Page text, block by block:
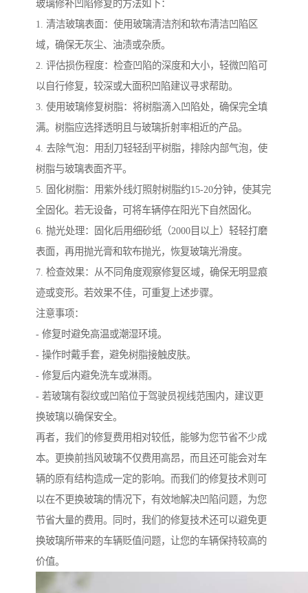
玻璃修补凹陷修复的方法如下：
1. 清洁玻璃表面：使用玻璃清洁剂和软布清洁凹陷区
域，确保无灰尘、油渍或杂质。
2. 评估损伤程度：检查凹陷的深度和大小，轻微凹陷可
以自行修复，较深或大面积凹陷建议寻求帮助。
3. 使用玻璃修复树脂：将树脂滴入凹陷处，确保完全填
满。树脂应选择透明且与玻璃折射率相近的产品。
4. 去除气泡：用刮刀轻轻刮平树脂，排除内部气泡，使
树脂与玻璃表面齐平。
5. 固化树脂：用紫外线灯照射树脂约15-20分钟，使其完
全固化。若无设备，可将车辆停在阳光下自然固化。
6. 抛光处理：固化后用细砂纸（2000目以上）轻轻打磨
表面，再用抛光膏和软布抛光，恢复玻璃光滑度。
7. 检查效果：从不同角度观察修复区域，确保无明显痕
迹或变形。若效果不佳，可重复上述步骤。
注意事项：
- 修复时避免高温或潮湿环境。
- 操作时戴手套，避免树脂接触皮肤。
- 修复后内避免洗车或淋雨。
- 若玻璃有裂纹或凹陷位于驾驶员视线范围内，建议更
换玻璃以确保安全。
再者，我们的修复费用相对较低，能够为您节省不少成
本。更换前挡风玻璃不仅费用高昂，而且还可能会对车
辆的原有结构造成一定的影响。而我们的修复技术则可
以在不更换玻璃的情况下，有效地解决凹陷问题，为您
节省大量的费用。同时，我们的修复技术还可以避免更
换玻璃所带来的车辆贬值问题，让您的车辆保持较高的
价值。